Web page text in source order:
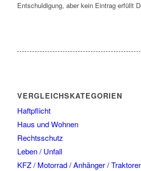
Entschuldigung, aber kein Eintrag erfüllt
VERGLEICHSKATEGORIEN
Haftpflicht
Haus und Wohnen
Rechtsschutz
Leben / Unfall
KFZ / Motorrad / Anhänger /